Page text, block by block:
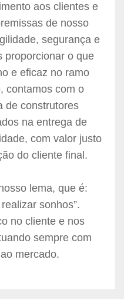
aos clientes e
de nosso
segurança e
proporcionar o que
e eficaz no ramo
contamos com o
de construtores
na entrega de
com valor justo
do cliente final.
lema, que é:
sonhos”.
no cliente e nos
sempre com
mercado.